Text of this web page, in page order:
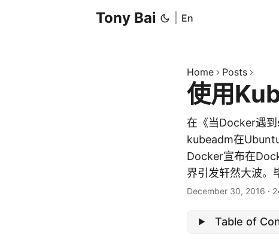
Tony Bai En
Home Posts
使用
在《当Docker遇
kubeadm在
Docker宣布在
界引发轩然大波
December 30, 2016 ·
Table of